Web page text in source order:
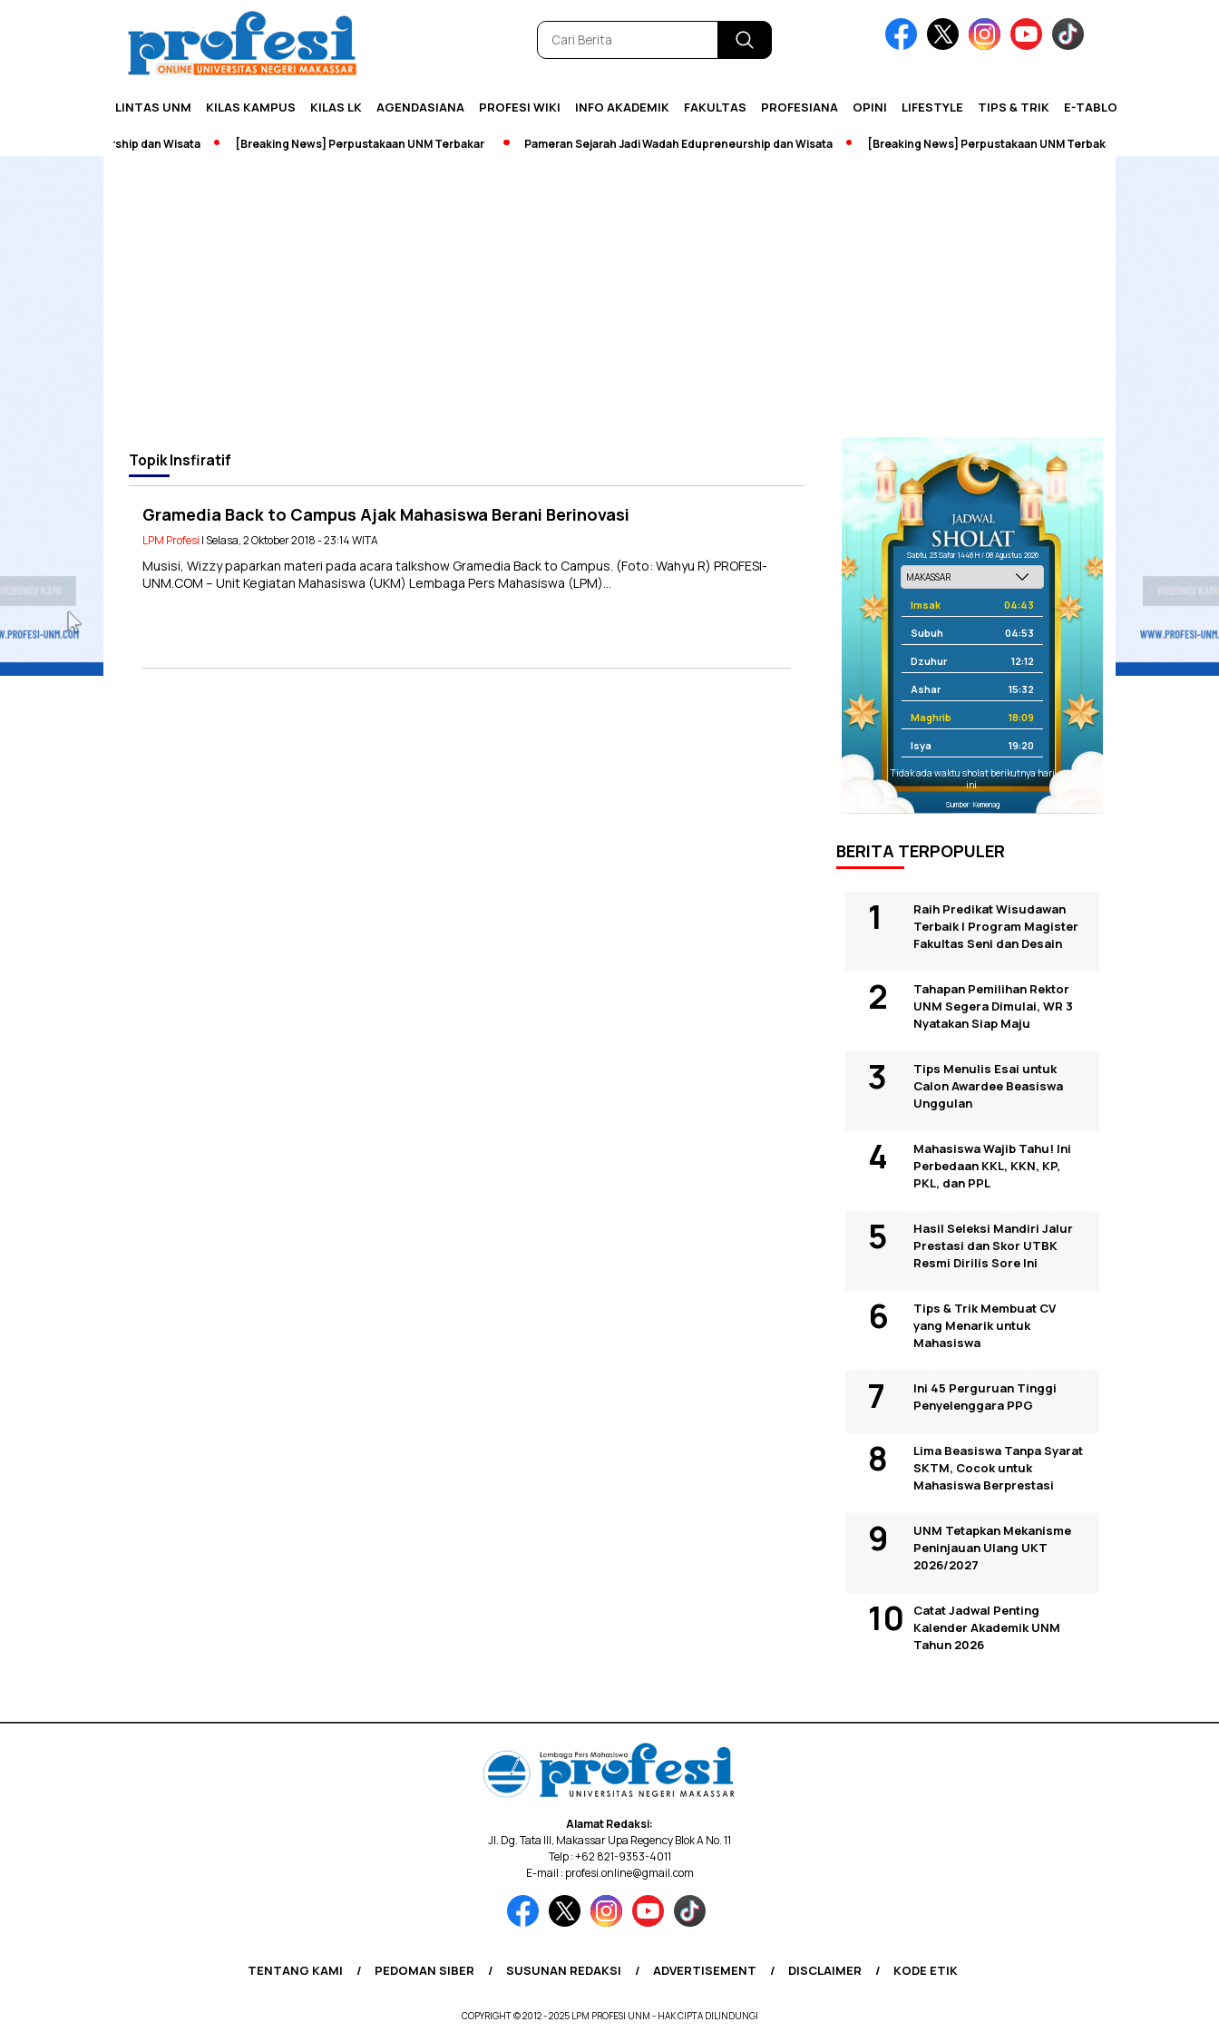
LINTAS UNM KILAS KAMPUS KILAS LK AGENDASIANA PROFESI WIKI INFO AKADEMIK FAKULTAS PROFESIANA OPINI LIFESTYLE TIPS & TRIK E-TABLOID
Edupreneurship dan Wisata [Breaking News] Perpustakaan UNM Terbakar Pameran Sejarah Jadi Wadah Edupreneurship dan Wisata [Breaking News] Perpustakaan UNM Terbakar
TopikInsfiratif
Gramedia Back to Campus Ajak Mahasiswa Berani Berinovasi
LPM Profesi | Selasa, 2 Oktober 2018 - 23:14 WITA
Musisi, Wizzy paparkan materi pada acara talkshow Gramedia Back to Campus. (Foto: Wahyu R) PROFESI-
UNM.COM – Unit Kegiatan Mahasiswa (UKM) Lembaga Pers Mahasiswa (LPM)…
Sabtu, 23 Safar 1448 H / 08 Agustus 2026
Imsak 04:43
Subuh 04:53
Dzuhur 12:12
Ashar 15:32
Maghrib 18:09
Isya 19:20
Tidak ada waktu sholat berikutnya hari
ini.
Sumber: Kemenag
BERITA TERPOPULER
Raih Predikat Wisudawan
Terbaik I Program Magister
Fakultas Seni dan Desain
Tahapan Pemilihan Rektor
UNM Segera Dimulai, WR 3
Nyatakan Siap Maju
Tips Menulis Esai untuk
Calon Awardee Beasiswa
Unggulan
Mahasiswa Wajib Tahu! Ini
Perbedaan KKL, KKN, KP,
PKL, dan PPL
Hasil Seleksi Mandiri Jalur
Prestasi dan Skor UTBK
Resmi Dirilis Sore Ini
Tips & Trik Membuat CV
yang Menarik untuk
Mahasiswa
Ini 45 Perguruan Tinggi
Penyelenggara PPG
Lima Beasiswa Tanpa Syarat
SKTM, Cocok untuk
Mahasiswa Berprestasi
UNM Tetapkan Mekanisme
Peninjauan Ulang UKT
2026/2027
Catat Jadwal Penting
Kalender Akademik UNM
Tahun 2026
Alamat Redaksi:
Jl. Dg. Tata III, Makassar Upa Regency Blok A No. 11
Telp : +62 821-9353-4011
E-mail : profesi.online@gmail.com
TENTANG KAMI PEDOMAN SIBER SUSUNAN REDAKSI ADVERTISEMENT DISCLAIMER KODE ETIK
COPYRIGHT © 2012 - 2025 LPM PROFESI UNM - HAK CIPTA DILINDUNGI